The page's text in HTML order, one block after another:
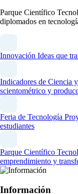
Parque Científico
diplomados en
Innovación Ideas que
Indicadores de Ciencia
scientométrico y
Feria de Tecnología
estudiantes
Parque Científico
emprendimiento y
Información